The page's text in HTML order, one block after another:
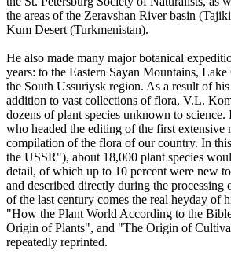
the areas of the Zeravshan River basin
Kum Desert (Turkmenistan).
He also made many major botanical
years: to the Eastern Sayan Mountains,
the South Ussuriysk region. As a result of
addition to vast collections of flora, V.L.
dozens of plant species unknown to science.
who headed the editing of the first extensive
compilation of the flora of our country. In
the USSR"), about 18,000 plant species
detail, of which up to 10 percent were new
and described directly during the processing
of the last century comes the real heyday of
"How the Plant World According to the
Origin of Plants", and "The Origin of
repeatedly reprinted.